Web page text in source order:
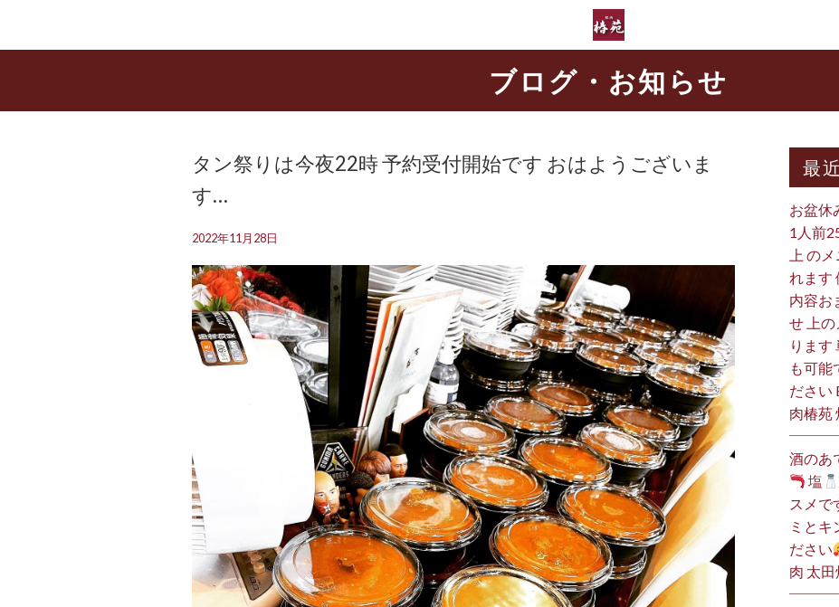
ブログ・お知らせ
タン祭りは今夜22時️ 予約受付開始です おはようございま
す…
2022年11月28日
最
お盆休
1人前
上 の
れます
内容お
せ 上
ります
も可能
ださい
肉椿苑
酒のあ
塩
スメで
ミとキ
ださい
肉 太田